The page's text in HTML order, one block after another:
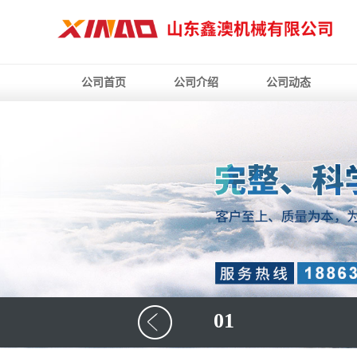
公司首页 公司介绍 公司动态
01